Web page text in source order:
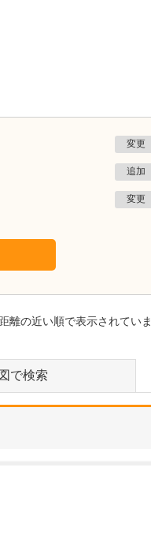
変更
追加
変更
離の近い順で表示されていま
で検索
リニック高井戸
医師取材記事
軽に相談し
ように、ど
顔で接する
ています。